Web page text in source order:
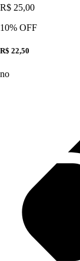
R$ 25,00
10% OFF
R$ 22,50
no